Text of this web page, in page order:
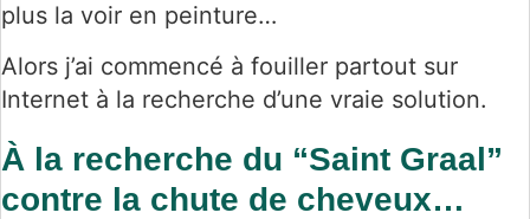
plus la voir en peinture…
Alors j’ai commencé à fouiller partout sur
Internet à la recherche d’une vraie solution.
À la recherche du “Saint Graal”
contre la chute de cheveux…